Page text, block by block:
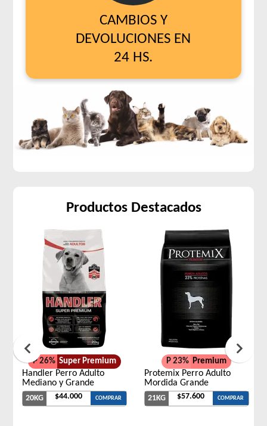
CAMBIOS Y
DEVOLUCIONES EN
24 HS.
Productos Destacados
P 26% Super Premium
Handler Perro Adulto
Mediano y Grande
20KG $44.000 COMPRAR
P 23% Premium
Protemix Perro Adulto
Mordida Grande
21KG $57.600 COMPRAR